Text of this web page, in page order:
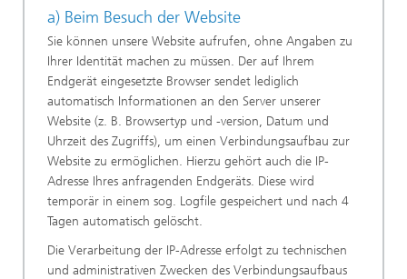
a) Beim Besuch der Website
Sie können unsere Website aufrufen, ohne Angaben zu
Ihrer Identität machen zu müssen. Der auf Ihrem
Endgerät eingesetzte Browser sendet lediglich
automatisch Informationen an den Server unserer
Website (z. B. Browsertyp und -version, Datum und
Uhrzeit des Zugriffs), um einen Verbindungsaufbau zur
Website zu ermöglichen. Hierzu gehört auch die IP-
Adresse Ihres anfragenden Endgeräts. Diese wird
temporär in einem sog. Logfile gespeichert und nach 4
Tagen automatisch gelöscht.
Die Verarbeitung der IP-Adresse erfolgt zu technischen
und administrativen Zwecken des Verbindungsaufbaus